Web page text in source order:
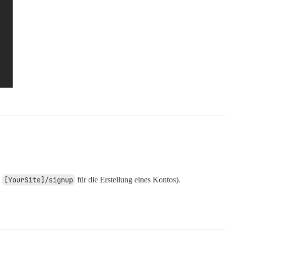
[YourSite]/signup für die Erstellung eines Kontos).